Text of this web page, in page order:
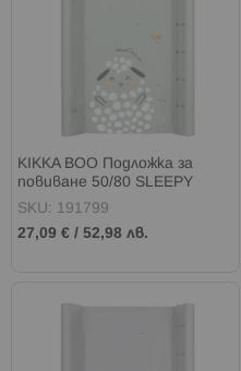
KIKKA BOO Подложка за
повиване 50/80 SLEEPY
SHEEP
SKU: 191799
27,09 € / 52,98 лв.